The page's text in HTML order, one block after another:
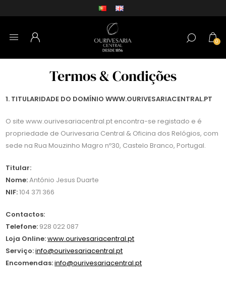
0
Termos & Condições
1. TITULARIDADE DO DOMÍNIO WWW.OURIVESARIACENTRAL.PT
O site www.ourivesariacentral.pt encontra-se registado e é
propriedade de Ourivesaria Central & Oficina dos Relógios, com
sede na Rua Mouzinho Magro nº30, Castelo Branco, Portugal.
Titular:
Nome:António Jesus Duarte
NIF:104 371 366
Contactos:
Telefone: 928 022 087
Loja Online:www.ourivesariacentral.pt
Serviço:info@ourivesariacentral.pt
Encomendas:info@ourivesariacentral.pt